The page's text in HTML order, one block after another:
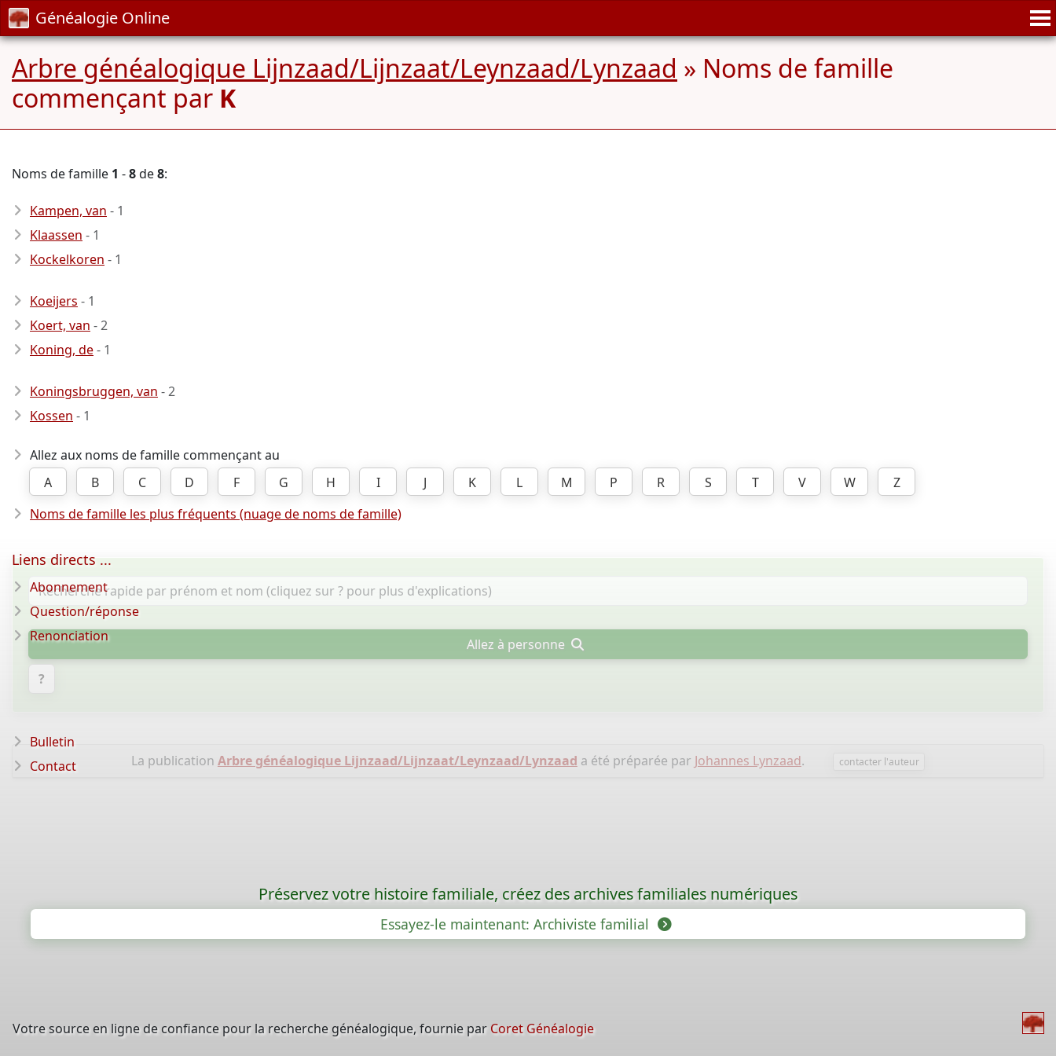
Généalogie Online
Arbre généalogique Lijnzaad/Lijnzaat/Leynzaad/Lynzaad » Noms de famille
commençant par K
Noms de famille 1 -8de8:
Kampen, van - 1
Klaassen - 1
Kockelkoren - 1
Koeijers - 1
Koert, van - 2
Koning, de- 1
Koningsbruggen, van - 2
Kossen - 1
Allez aux noms de famille commençant au
A
B C D F G H I J K L M P R S T V W
Z
Noms de famille les plus fréquents (nuage de noms de famille)
Allez à personne
?
La publication Arbre généalogique Lijnzaad/Lijnzaat/Leynzaad/Lynzaad a été préparée par Johannes Lynzaad. contacter l'auteur
Liens directs ...
Abonnement
Question/réponse
Renonciation
Bulletin
Contact
Préservez votre histoire familiale, créez des archives familiales numériques
Essayez-le maintenant: Archiviste familial
Votre source en ligne de confiance pour la recherche généalogique, fournie par Coret Généalogie